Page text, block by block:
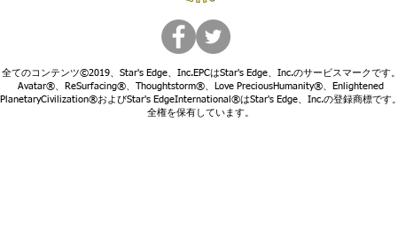
全てのコンテンツ©2019、Star's Edge、Inc.EPCはStar's Edge、Inc.のサービスマークです。
Avatar®、ReSurfacing®、Thoughtstorm®、Love PreciousHumanity®、Enlightened
PlanetaryCivilization®およびStar's EdgeInternational®はStar's Edge、Inc.の登録商標です。
全権を保有しています。